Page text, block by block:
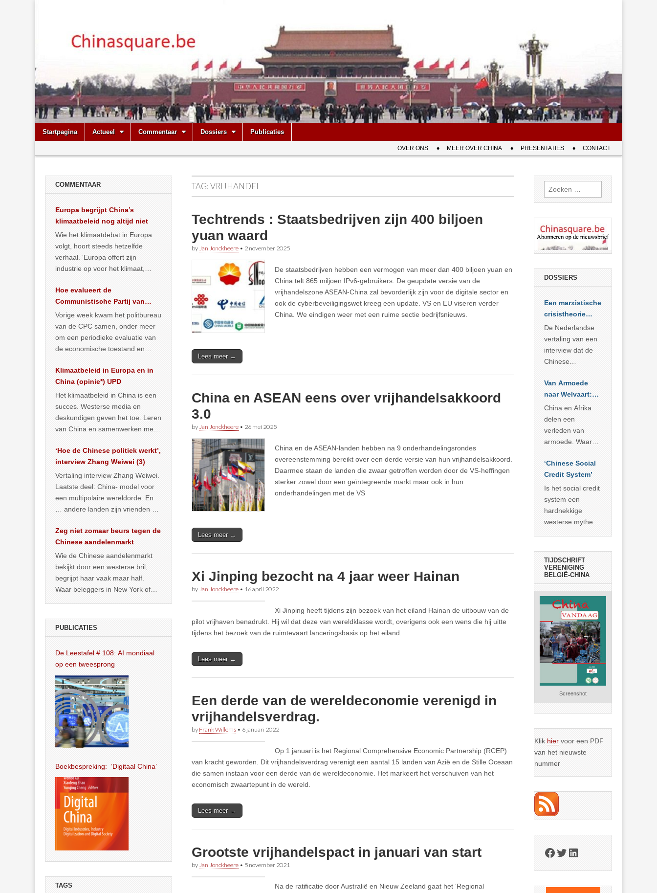
Chinasquare.be
Main
menu
Skip
Startpagina Actueel Commentaar Dossiers Publicaties
menu
OVER ONS MEER OVER CHINA PRESENTATIES CONTACT
TAG:VRIJHANDEL
Techtrends : Staatsbedrijven zijn 400 biljoen
yuan waard
by Jan Jonckheere • 2 november 2025
De staatsbedrijven hebben een vermogen van meer dan 400 biljoen yuan en
China telt 865 miljoen IPv6-gebruikers. De geupdate versie van de
vrijhandelszone ASEAN-China zal bevorderlijk zijn voor de digitale sector en
ook de cyberbeveiligingswet kreeg een update. VS en EU viseren verder
China. We eindigen weer met een ruime sectie bedrijfsnieuws.
Lees meer →
China en ASEAN eens over vrijhandelsakkoord
3.0
by Jan Jonckheere • 26 mei 2025
China en de ASEAN-landen hebben na 9 onderhandelingsrondes
overeenstemming bereikt over een derde versie van hun vrijhandelsakkoord.
Daarmee staan de landen die zwaar getroffen worden door de VS-heffingen
sterker zowel door een geïntegreerde markt maar ook in hun
onderhandelingen met de VS
Lees meer →
Xi Jinping bezocht na 4 jaar weer Hainan
by Jan Jonckheere • 16 april 2022
Xi Jinping heeft tijdens zijn bezoek van het eiland Hainan de uitbouw van de
pilot vrijhaven benadrukt. Hij wil dat deze van wereldklasse wordt, overigens ook een wens die hij uitte
tijdens het bezoek van de ruimtevaart lanceringsbasis op het eiland.
Lees meer →
Een derde van de wereldeconomie verenigd in
vrijhandelsverdrag.
by Frank Willems • 6 januari 2022
Op 1 januari is het Regional Comprehensive Economic Partnership (RCEP)
van kracht geworden. Dit vrijhandelsverdrag verenigt een aantal 15 landen van Azië en de Stille Oceaan
die samen instaan voor een derde van de wereldeconomie. Het markeert het verschuiven van het
economisch zwaartepunt in de wereld.
Lees meer →
Grootste vrijhandelspact in januari van start
by Jan Jonckheere • 5 november 2021
Na de ratificatie door Australië en Nieuw Zeeland gaat het ‘Regional
COMMENTAAR
Europa begrijpt China’s
klimaatbeleid nog altijd niet
Wie het klimaatdebat in Europa
volgt, hoort steeds hetzelfde
verhaal. ‘Europa offert zijn
industrie op voor het klimaat,
vergroening… >> lees meer
Hoe evalueert de
Communistische Partij van
China de economische
situatie?
Vorige week kwam het politbureau
van de CPC samen, onder meer
om een periodieke evaluatie van
de economische toestand en
publiceerden… >> lees meer
Klimaatbeleid in Europa en in
China (opinie*) UPD
Het klimaatbeleid in China is een
succes. Westerse media en
deskundigen geven het toe. Leren
van China en samenwerken met
… >> lees meer
‘Hoe de Chinese politiek werkt’,
interview Zhang Weiwei (3)
Vertaling interview Zhang Weiwei.
Laatste deel: China- model voor
een multipolaire wereldorde. En
… andere landen zijn vrienden of
Zeg niet zomaar beurs tegen de
Chinese aandelenmarkt
Wie de Chinese aandelenmarkt
bekijkt door een westerse bril,
begrijpt haar vaak maar half.
Waar beleggers in New York of
PUBLICATIES
De Leestafel # 108: AI mondiaal
op een tweesprong
Boekbespreking: ‘Digitaal China’
TAGS
Zoeken
naar:
DOSSIERS
Een marxistische
crisistheorie
voor vandaag
De Nederlandse
vertaling van een
interview dat de
Chinese
Sociale
Wetenschappen
afnam van de
Britse
marxistische
econoom Michael
zien dat
… >> lees meer
Van Armoede
naar Welvaart:
Wat Afrika kan
leren van
China’s
economisch
China en Afrika
delen een
verleden van
armoede. Waar
voorbije veertig
jaar in slaagde
meer dan 800
miljoen mensen
uit de armoede
… >> lees meer
‘Chinese Social
Credit System’
Is het social credit
system een
hardnekkige
westerse mythe of
TIJDSCHRIFT
VERENIGING
BELGIË-CHINA
Screenshot
Klik hier voor een PDF
van het nieuwste
nummer
Facebook
Twitter
LinkedIn